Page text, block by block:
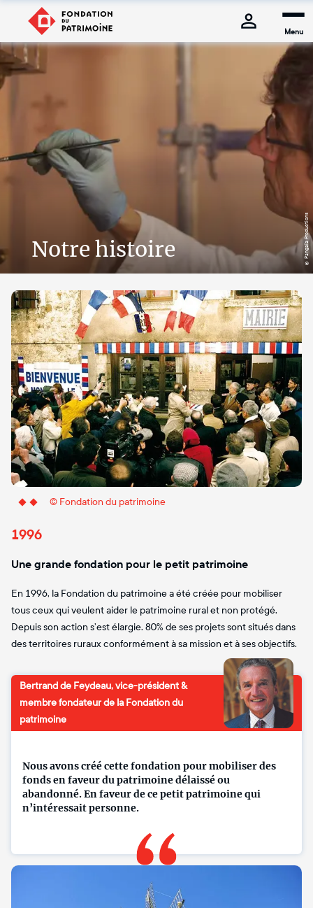
Menu
© Pangaïa Productions
Notre histoire
© Fondation du patrimoine
1996
Une grande fondation pour le petit patrimoine
En 1996, la Fondation du patrimoine a été créée pour mobiliser
tous ceux qui veulent aider le patrimoine rural et non protégé.
Depuis son action s’est élargie. 80% de ses projets sont situés dans
des territoires ruraux conformément à sa mission et à ses objectifs.
Nous avons créé cette fondation pour mobiliser des
fonds en faveur du patrimoine délaissé ou
abandonné. En faveur de ce petit patrimoine qui
n’intéressait personne.
Bertrand de Feydeau, vice-président &
membre fondateur de la Fondation du
patrimoine